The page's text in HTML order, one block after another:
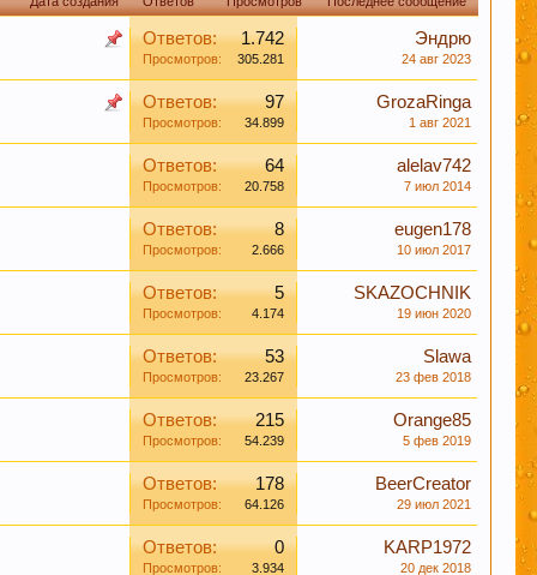
соц закладках. Тем самым нас станет больше
удовольствие вызывает только вкус пива,
предотвратят рак.
с заболеваниями сердечно-
Ответов: 1.742
Просмотров: 305.281
Эндрю
24 авг 2023
Ответов: 97
Просмотров: 34.899
GrozaRinga
1 авг 2021
Ответов: 64
Просмотров: 20.758
alelav742
7 июл 2014
Ответов: 8
Просмотров: 2.666
eugen178
10 июл 2017
Ответов: 5
Просмотров: 4.174
SKAZOCHNIK
19 июн 2020
Ответов: 53
Просмотров: 23.267
Slawa
23 фев 2018
Ответов: 215
Просмотров: 54.239
Orange85
5 фев 2019
Ответов: 178
Просмотров: 64.126
BeerCreator
29 июл 2021
Ответов: 0
Просмотров: 3.934
KARP1972
20 дек 2018